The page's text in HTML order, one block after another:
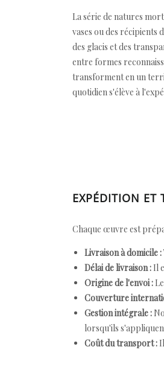
La série de natures
vases ou des récipients
des glacis et des
entre formes
transforment en un
quotidien s'élève à
EXPÉDITION ET
Chaque œuvre est
Livraison à domicile :
Délai de livraison : Il
Origine de l'envoi :
Couverture
Gestion intégrale :
lorsqu'ils
Coût du transport :